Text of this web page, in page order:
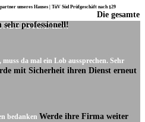
unseres Hauses | TüV Süd Prüfgeschäft nach §29
Die gesamte
sehr professionell!
da mal ein Lob aussprechen. Sehr
mit Sicherheit ihren Dienst erneut
bedanken Werde ihre Firma weiter